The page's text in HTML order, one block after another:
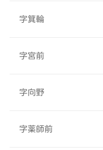
字箕輪
字宮前
字向野
字薬師前